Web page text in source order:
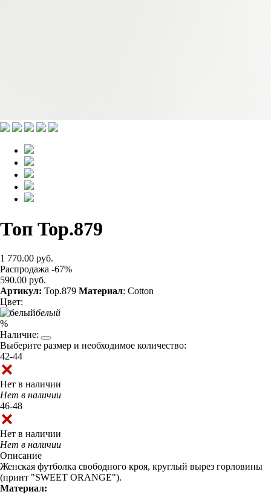
Топ Top.879
1 770.00 руб.
Распродажа -67%
590.00 руб.
Артикул: Top.879 Материал: Cotton
Цвет:
белый
%
Наличие:
Выберите размер и необходимое количество:
42-44
Нет в наличии
Нет в наличии
46-48
Нет в наличии
Нет в наличии
Описание
Женская футболка свободного кроя, круглый вырез горловины
(принт "SWEET ORANGE").
Материал: